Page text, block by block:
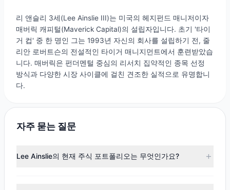
리 앤슬리 3세(Lee Ainslie III)는 미국의 헤지펀드 매니저이자
매버릭 캐피털(Maverick Capital)의 설립자입니다. 초기 '타이
거 컵' 중 한 명인 그는 1993년 자신의 회사를 설립하기 전, 줄
리안 로버트슨의 전설적인 타이거 매니지먼트에서 훈련받았습
니다. 매버릭은 펀더멘털 중심의 리서치 집약적인 종목 선정
방식과 다양한 시장 사이클에 걸친 견조한 실적으로 유명합니
다.
자주 묻는 질문
Lee Ainslie의 현재 주식 포트폴리오는 무엇인가요?